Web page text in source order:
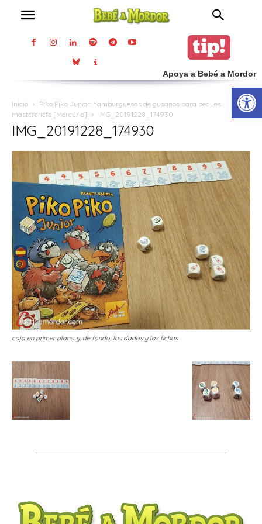
Apoya a Bebé a Mordor
Inicio
Piko Piko Junior: hamburguesas de gusanos para peques
masterchefs [Mercurio]
IMG_20191228_174930
IMG_20191228_174930
caja en primer plano y, de fondo, los dados y las fichas